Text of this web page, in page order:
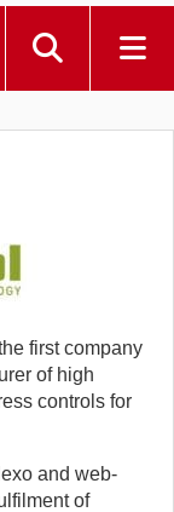
first company
of high
controls for
and web-
of